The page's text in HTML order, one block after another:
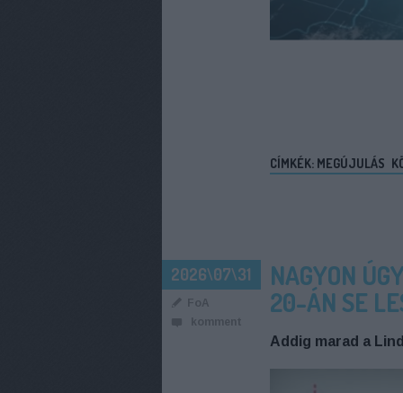
CÍMKÉK: MEGÚJULÁS
2026\07\31
FoA
komment
NAGYON
20-ÁN SE
Addig marad a